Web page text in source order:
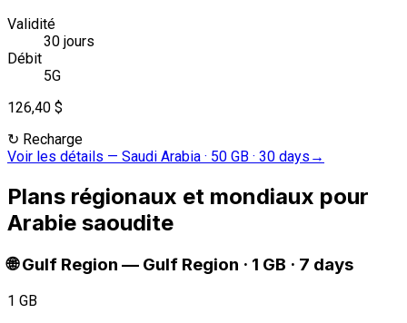
Validité
30 jours
Débit
5G
126,40 $
↻ Recharge
Voir les détails — Saudi Arabia · 50 GB · 30 days →
Plans régionaux et mondiaux pour
Arabie saoudite
🌐 Gulf Region — Gulf Region · 1 GB · 7 days
1 GB